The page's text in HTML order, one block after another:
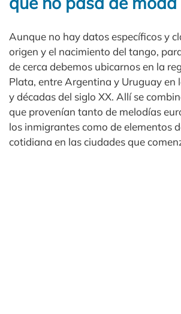
Aunque no hay datos específicos y
origen y el nacimiento del tango,
de cerca debemos ubicarnos en la
Plata, entre Argentina y Uruguay en
y décadas del siglo XX. Allí se
que provenían tanto de melodías
los inmigrantes como de elementos
cotidiana en las ciudades que